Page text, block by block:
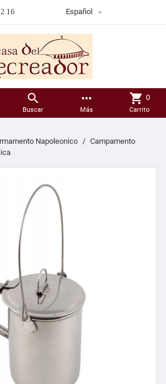
16 Español 

Buscar
more_horiz
Más
shopping_cart 0
Carrito
Napoleonico
Campamento